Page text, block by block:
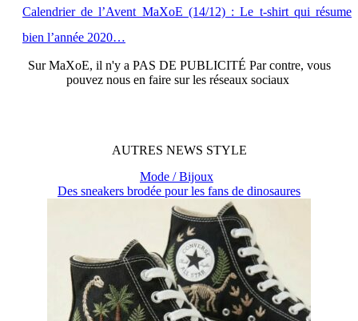
Calendrier de l’Avent MaXoE (14/12) : Le t-shirt qui résume
bien l’année 2020…
SurMaXoE, il n'y a PAS DE PUBLICITÉ Par contre, vous
pouvez nous en faire sur les réseaux sociaux
AUTRES NEWS STYLE
Mode / Bijoux
Des sneakers brodée pour les fans de dinosaures